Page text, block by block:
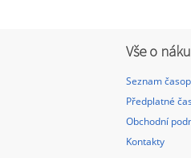
Vše o
Seznam
Předplatné
Obchodní
Kontakty